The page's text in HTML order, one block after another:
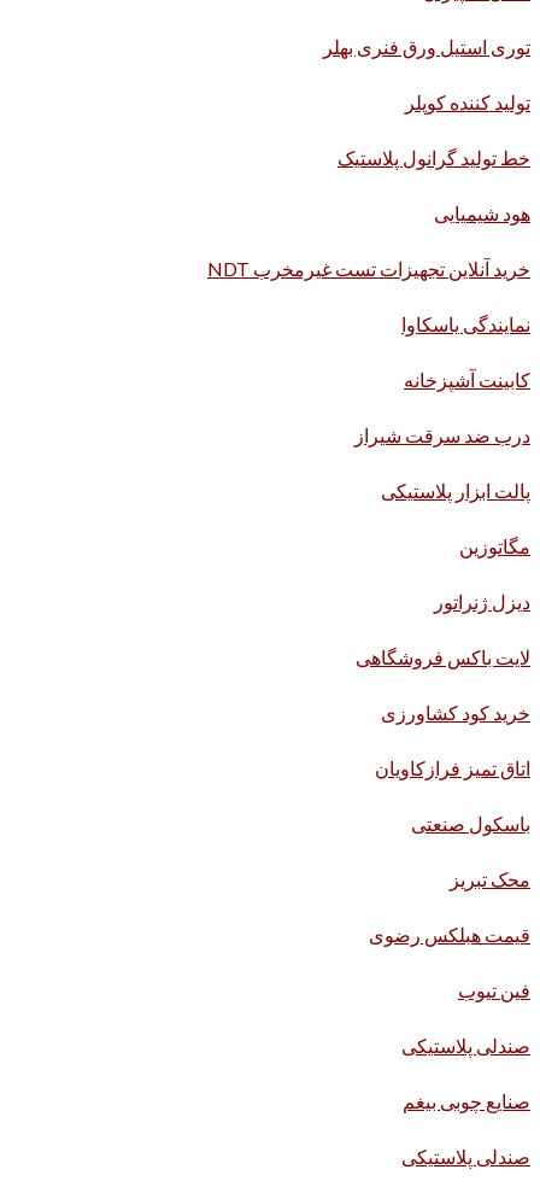
توری استیل ورق فنری بهلر
تولید کننده کوپلر
خط تولید گرانول پلاستیک
هود شیمیایی
خرید آنلاین تجهیزات تست غیرمخرب NDT
نمایندگی یاسکاوا
کابینت آشپزخانه
درب ضد سرقت شیراز
پالت ابزار پلاستیکی
مگاتوزین
دیزل ژنراتور
لایت باکس فروشگاهی
خرید کود کشاورزی
اتاق تمیز فرازکاویان
باسکول صنعتی
محک تبریز
قیمت هبلکس رضوی
فین تیوب
صندلی پلاستیکی
صنایع چوبی بیغم
صندلی پلاستیکی